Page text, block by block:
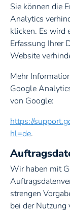
Sie können die
Analytics
klicken. Es wird
Erfassung Ihrer
Website
Mehr
Google
von Google:
https://
hl=de.
Wir haben mit
strengen
bei der